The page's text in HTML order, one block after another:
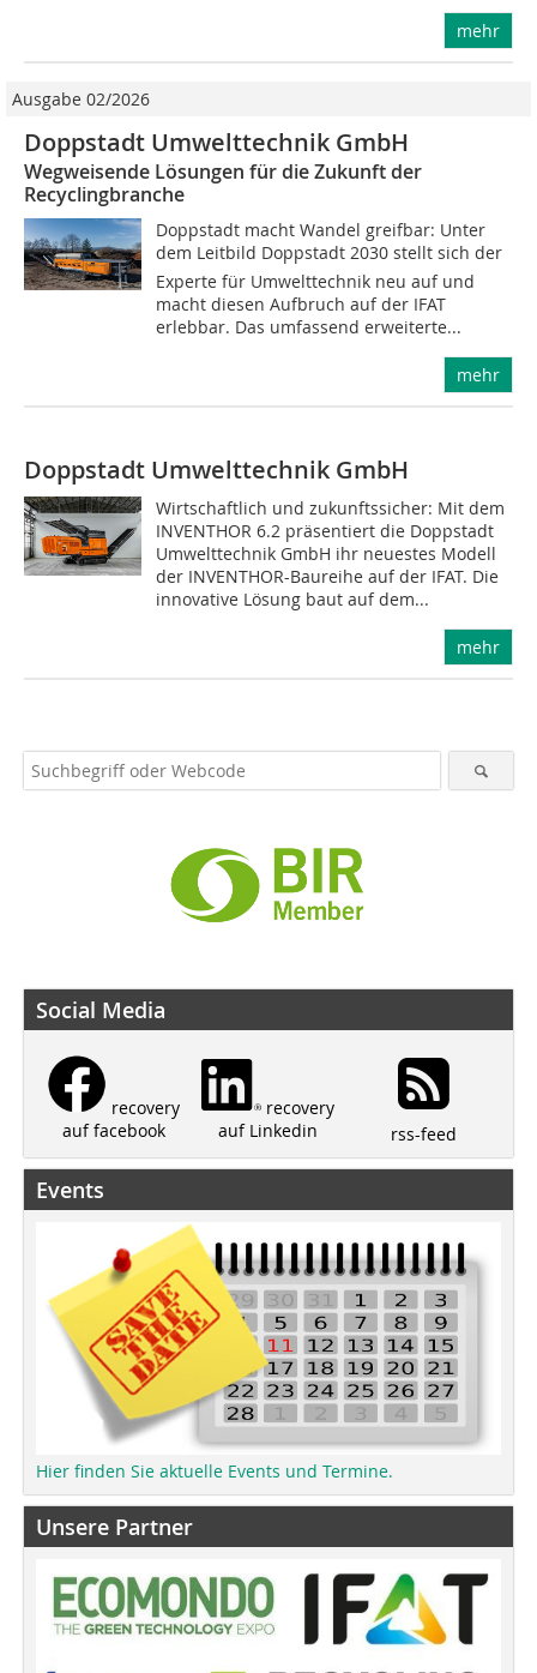
mehr
Ausgabe 02/2026
Doppstadt Umwelttechnik GmbH
Wegweisende Lösungen für die Zukunft der
Recyclingbranche
Doppstadt macht Wandel greifbar: Unter
dem Leitbild Doppstadt 2030 stellt sich der
Experte für Umwelttechnik neu auf und
macht diesen Aufbruch auf der IFAT
erlebbar. Das umfassend erweiterte...
mehr
Doppstadt Umwelttechnik GmbH
Wirtschaftlich und zukunftssicher: Mit dem
INVENTHOR 6.2 präsentiert die Doppstadt
Umwelttechnik GmbH ihr neuestes Modell
der INVENTHOR-Baureihe auf der IFAT. Die
innovative Lösung baut auf dem...
mehr
Social Media
recovery
auf facebook
recovery
auf Linkedin
rss-feed
Events
Hier finden Sie aktuelle Events und Termine.
Unsere Partner